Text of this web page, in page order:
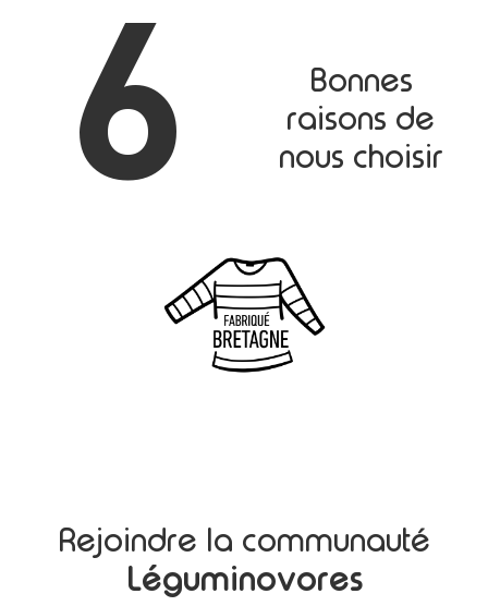
6
Bonnes
raisons de
nous choisir
Rejoindre la communauté
Léguminovores